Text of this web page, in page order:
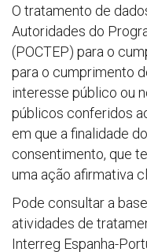
O tratamento de
Autoridades do
(POCTEP) para o
para o cumprimento
interesse público ou
públicos conferidos
em que a finalidade
consentimento, que
uma ação afirmativa
Pode consultar a
atividades de
Interreg Espanha-